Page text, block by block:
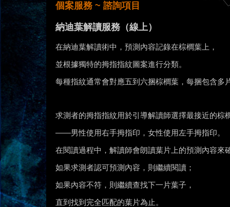
個案服務 ~ 諮詢項目
納迪葉解讀服務（線上）
在納迪葉解讀術中，預測內容記錄在棕櫚葉上，
並根據獨特的拇指指紋圖案進行分類。
每種指紋通常會對應五到六捆棕櫚葉，每捆包含多
求測者的拇指指紋用於引導解讀師選擇最接近的棕
——男性使用右手拇指印，女性使用左手拇指印。
在閱讀過程中，解讀師會朗讀葉片上的預測內容來
如果求測者認可預測內容，則繼續閱讀；
如果內容不符，則繼續查找下一片葉子，
直到找到完全匹配的葉片為止。